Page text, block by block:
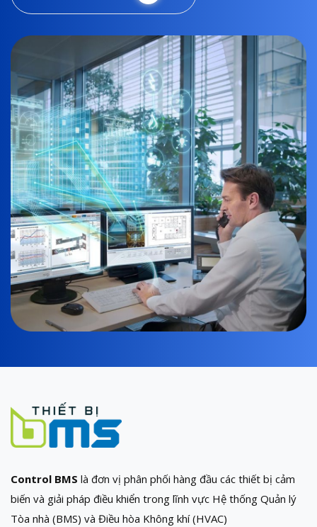
Control BMS là đơn vị phân phối hàng đầu các thiết bị cảm
biến và giải pháp điều khiển trong lĩnh vực Hệ thống Quản lý
Tòa nhà (BMS) và Điều hòa Không khí (HVAC)